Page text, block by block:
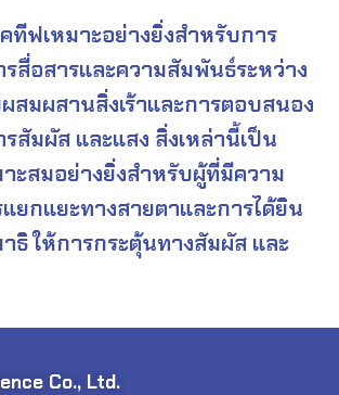
ทีฟเหมาะอย่างยิ่งสำหรับการ
สื่อสารและความสัมพันธ์ระหว่าง
สมผสานสิ่งเร้าและการตอบสนอง
สัมผัส และแสง สิ่งเหล่านี้เป็น
ะสมอย่างยิ่งสำหรับผู้ที่มีความ
ยกแยะทางสายตาและการได้ยิน
ธิ ให้การกระตุ้นทางสัมผัส และ
Co., Ltd.